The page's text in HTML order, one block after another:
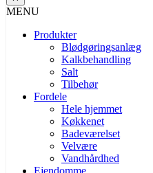
MENU
Produkter
Blødgøringsanlæg
Kalkbehandling
Salt
Tilbehør
Fordele
Hele hjemmet
Køkkenet
Badeværelset
Velvære
Vandhårdhed